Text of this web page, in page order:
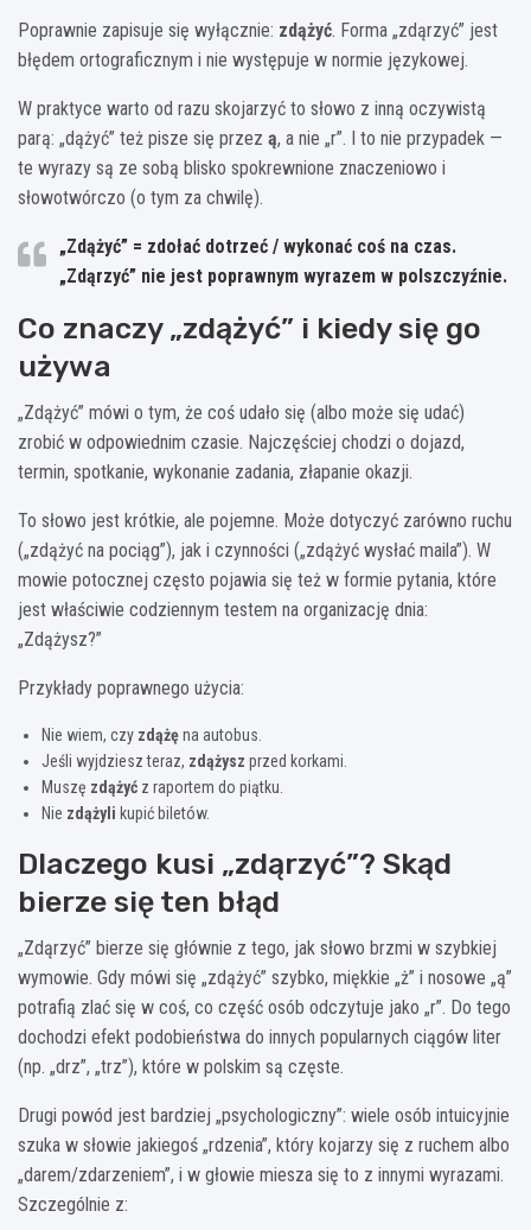
Poprawnie zapisuje się wyłącznie: zdążyć. Forma „zdąrzyć” jest
błędem ortograficznym i nie występuje w normie językowej.
W praktyce warto od razu skojarzyć to słowo z inną oczywistą
parą: „dążyć” też pisze się przez ą, a nie „r”. I to nie przypadek —
te wyrazy są ze sobą blisko spokrewnione znaczeniowo i
słowotwórczo (o tym za chwilę).
„Zdążyć” = zdołać dotrzeć / wykonać coś na czas.
„Zdąrzyć” nie jest poprawnym wyrazem w polszczyźnie.
Co znaczy „zdążyć” i kiedy się go
używa
„Zdążyć” mówi o tym, że coś udało się (albo może się udać)
zrobić w odpowiednim czasie. Najczęściej chodzi o dojazd,
termin, spotkanie, wykonanie zadania, złapanie okazji.
To słowo jest krótkie, ale pojemne. Może dotyczyć zarówno ruchu
(„zdążyć na pociąg”), jak i czynności („zdążyć wysłać maila”). W
mowie potocznej często pojawia się też w formie pytania, które
jest właściwie codziennym testem na organizację dnia:
„Zdążysz?”
Przykłady poprawnego użycia:
Nie wiem, czy zdążęna autobus.
Jeśli wyjdziesz teraz, zdążysz przed korkami.
Muszę zdążyć z raportem do piątku.
Nie zdążyli kupić biletów.
Dlaczego kusi „zdąrzyć”? Skąd
bierze się ten błąd
„Zdąrzyć” bierze się głównie z tego, jak słowo brzmi w szybkiej
wymowie. Gdy mówi się „zdążyć” szybko, miękkie „ż” i nosowe „ą”
potrafią zlać się w coś, co część osób odczytuje jako „r”. Do tego
dochodzi efekt podobieństwa do innych popularnych ciągów liter
(np. „drz”, „trz”), które w polskim są częste.
Drugi powód jest bardziej „psychologiczny”: wiele osób intuicyjnie
szuka w słowie jakiegoś „rdzenia”, który kojarzy się z ruchem albo
„darem/zdarzeniem”, i w głowie miesza się to z innymi wyrazami.
Szczególnie z: